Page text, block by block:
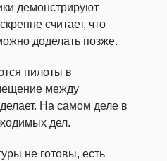
демонстрируют
считает, что
доделать позже.
пилоты в
между
На самом деле в
дел.
не готовы, есть